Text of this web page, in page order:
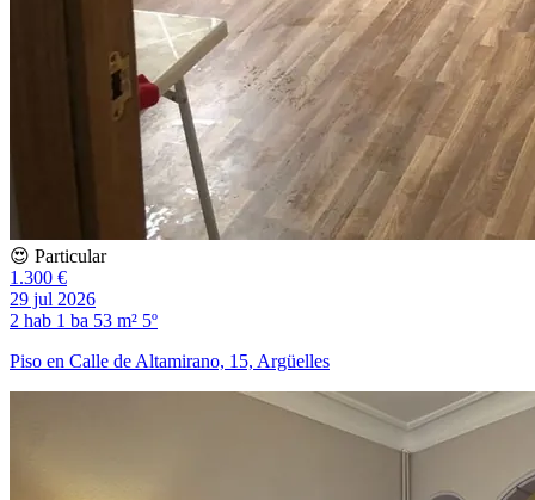
😍 Particular
1.300 €
29 jul 2026
2 hab 1 ba 53 m² 5º
Piso en Calle de Altamirano, 15, Argüelles